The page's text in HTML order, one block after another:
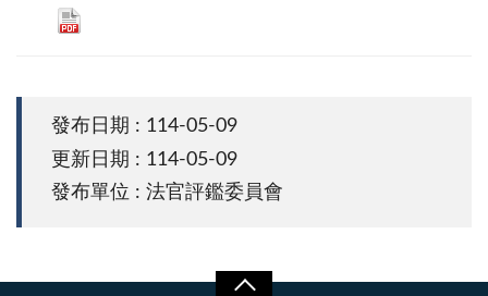
發布日期 : 114-05-09
更新日期 : 114-05-09
發布單位 : 法官評鑑委員會